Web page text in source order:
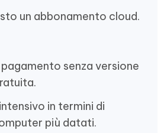
un abbonamento cloud.
senza versione
in termini di
più datati.